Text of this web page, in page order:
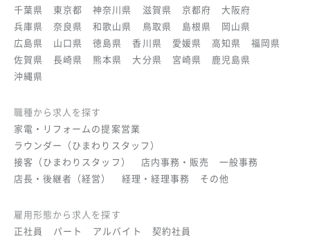
千葉県
東京都 神奈川県 滋賀県 京都府
大阪府
兵庫県
奈良県 和歌山県 鳥取県 島根県
岡山県
広島県
山口県 徳島県 香川県 愛媛県 高知県
福岡県
佐賀県
長崎県 熊本県 大分県 宮崎県
鹿児島県
沖縄県
職種から求人を探す
家電・リフォームの提案営業
ラウンダー（ひまわりスタッフ）
接客（ひまわりスタッフ）
店内事務・販売
一般事務
店長・後継者（経営）
経理・経理事務 その他
雇用形態から求人を探す
正社員
パート アルバイト 契約社員